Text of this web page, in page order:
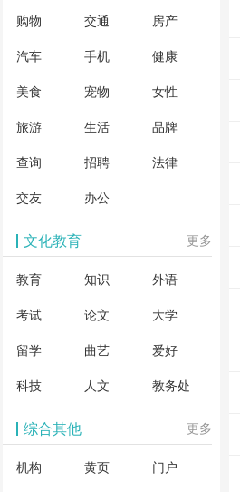
购物 交通
房产
汽车
手机
健康
美食
宠物
女性
旅游
生活
品牌
查询
招聘
法律
交友
办公
文化教育 更多
教育 知识
外语
考试
论文
大学
留学
曲艺
爱好
科技
人文 教务处
综合其他 更多
机构 黄页
门户